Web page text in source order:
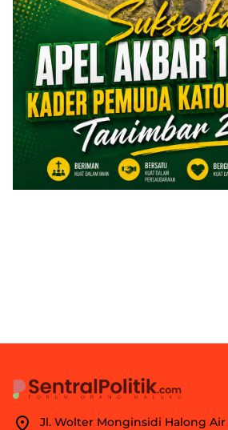
Jl. Wolter Monginsidi Halong Air